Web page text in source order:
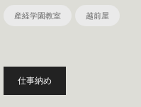
産経学園教室 越前屋
稿
仕事納め